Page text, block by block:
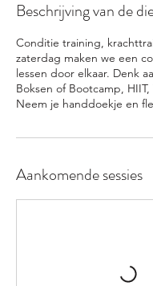
Beschrijving van de
Conditie training,
zaterdag maken we een
lessen door elkaar. Denk
Boksen of Bootcamp, HIIT,
Neem je handdoekje en
Aankomende sessies